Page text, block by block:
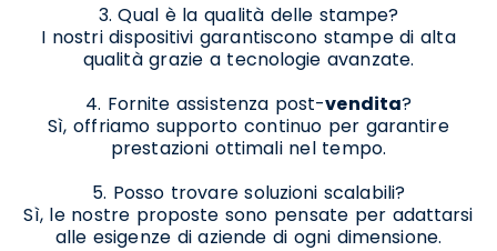
3. Qual è la qualità delle stampe?
I nostri dispositivi garantiscono stampe di alta
qualità grazie a tecnologie avanzate.
4. Fornite assistenza post-vendita?
Sì, offriamo supporto continuo per garantire
prestazioni ottimali nel tempo.
5. Posso trovare soluzioni scalabili?
Sì, le nostre proposte sono pensate per adattarsi
alle esigenze di aziende di ogni dimensione.